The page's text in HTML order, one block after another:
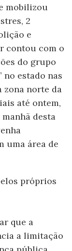
mobilizou
2
e
contou com o
do grupo
no estado nas
zona norte da
até ontem,
manhã desta
uma área de
próprios
que a
a limitação